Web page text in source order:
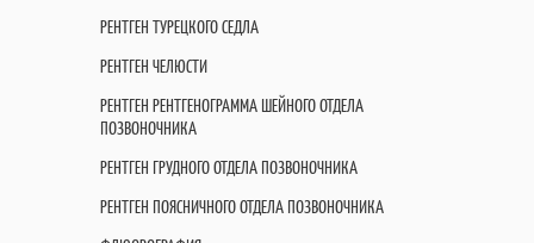
РЕНТГЕН ТУРЕЦКОГО СЕДЛА
РЕНТГЕН ЧЕЛЮСТИ
РЕНТГЕН РЕНТГЕНОГРАММА ШЕЙНОГО ОТДЕЛА
ПОЗВОНОЧНИКА
РЕНТГЕН ГРУДНОГО ОТДЕЛА ПОЗВОНОЧНИКА
РЕНТГЕН ПОЯСНИЧНОГО ОТДЕЛА ПОЗВОНОЧНИКА